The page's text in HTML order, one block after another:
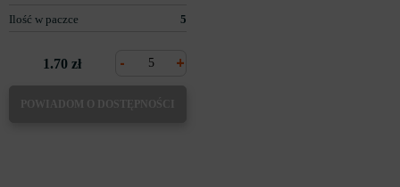
Ilość w paczce
5
1.70 zł +
-
POWIADOM O DOSTĘPNOŚCI